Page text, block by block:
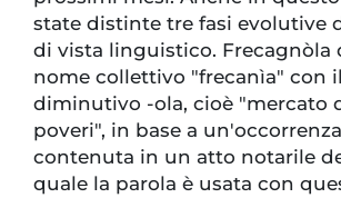
state distinte tre fasi evolutive
di vista linguistico. Frecagnòla
nome collettivo "frecanìa" con
diminutivo -ola, cioè "mercato
poveri", in base a
contenuta in un atto notarile
quale la parola è usata con